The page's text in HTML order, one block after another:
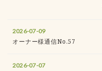
2026-07-09
オーナー様通信No.57
2026-07-07